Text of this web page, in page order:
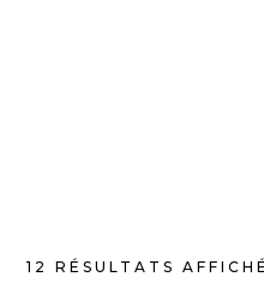
12 RÉSULTATS